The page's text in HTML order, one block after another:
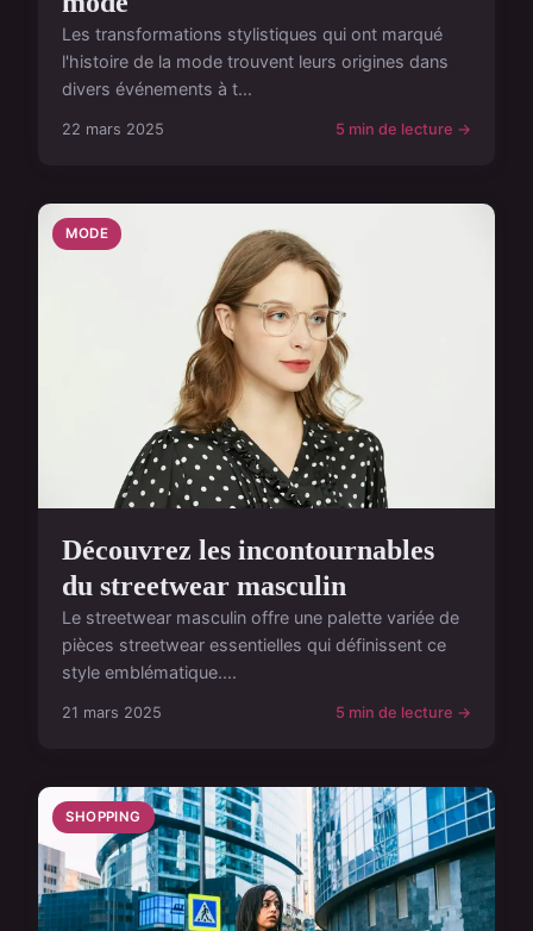
Les transformations stylistiques qui ont marqué
l'histoire de la mode trouvent leurs origines dans
divers événements à t...
22 mars 2025 5 min de lecture →
MODE
Découvrez les incontournables
du streetwear masculin
Le streetwear masculin offre une palette variée de
pièces streetwear essentielles qui définissent ce
style emblématique....
21 mars 2025 5 min de lecture →
SHOPPING